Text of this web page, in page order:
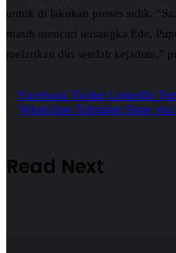
untuk di lakukan proses sidik.
masih mencari tersangka Ede,
melarikan diri setelah kejadian,”
Facebook Twitter LinkedIn
WhatsApp Telegram Share via
Read Next